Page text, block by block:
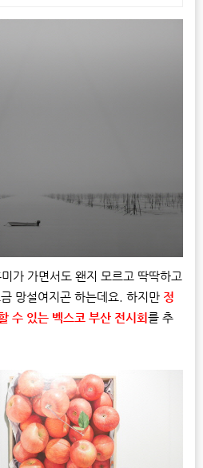
가 가면서도 왠지 모르고 딱딱하고
망설여지곤 하는데요. 하지만 정
수 있는 벡스코 부산 전시회 를 추